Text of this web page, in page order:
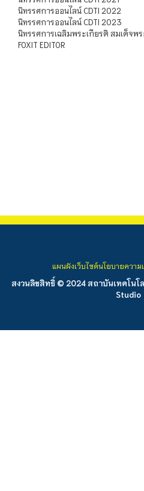
นิทรรศการออนไลน์ CDTI 2022
นิทรรศการออนไลน์ CDTI 2023
นิทรรศการเฉลิมพระเกียรติ สมเด็จพ
FOXIT EDITOR
สงวนลิขสิทธิ์ © 2024 สถาบันเทคโนโ
Studio
แผนผังเว็บไซต์นโยบายความ